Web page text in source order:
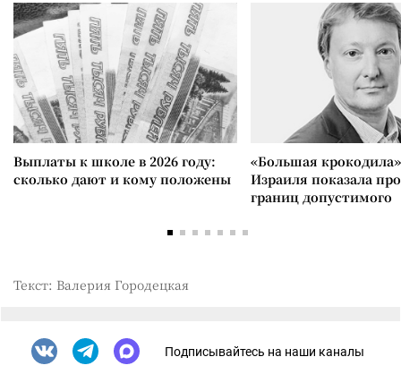
Выплаты к школе в 2026 году:
сколько дают и кому положены
«Большая
Израиля показала
границ допустимого
Текст: Валерия Городецкая
Подписывайтесь на наши каналы